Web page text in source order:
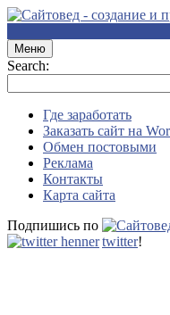
Меню
Search:
Где заработать
Заказать сайт на
Обмен постовыми
Реклама
Контакты
Карта сайта
Подпишись по
twitter!